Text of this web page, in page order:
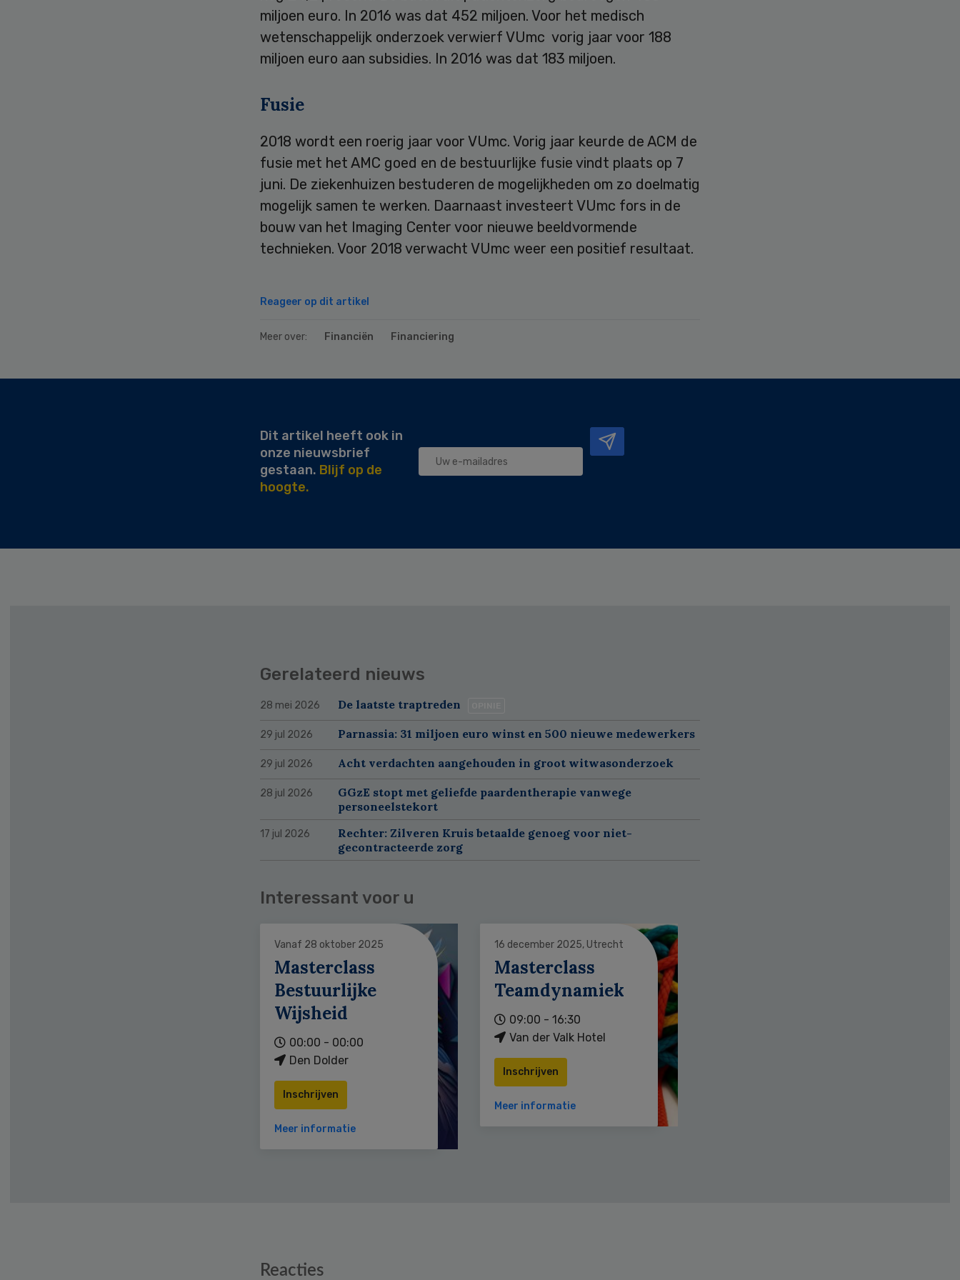
miljoen euro. In 2016 was dat 452 miljoen. Voor het medisch
wetenschappelijk onderzoek verwierf VUmc vorig jaar voor 188
miljoen euro aan subsidies. In 2016 was dat 183 miljoen.
Fusie
2018 wordt een roerig jaar voor VUmc. Vorig jaar keurde de ACM de
fusie met het AMC goed en de bestuurlijke fusie vindt plaats op 7
juni. De ziekenhuizen bestuderen de mogelijkheden om zo doelmatig
mogelijk samen te werken. Daarnaast investeert VUmc fors in de
bouw van het Imaging Center voor nieuwe beeldvormende
technieken. Voor 2018 verwacht VUmc weer een positief resultaat.
Reageer op dit artikel
Meer over: Financiën Financiering
Dit artikel heeft ook in
onze nieuwsbrief
gestaan. Blijf op de
hoogte.
Gerelateerd nieuws
28 mei 2026 De laatste traptreden
29 jul 2026 Parnassia: 31 miljoen euro winst en 500 nieuwe medewerkers
29 jul 2026 Acht verdachten aangehouden in groot witwasonderzoek
28 jul 2026
GGzE stopt met geliefde paardentherapie vanwege
personeelstekort
17 jul 2026
Rechter: Zilveren Kruis betaalde genoeg voor niet-
gecontracteerde zorg
Interessant voor u
Vanaf 28 oktober 2025
Masterclass
Bestuurlijke
Wijsheid
00:00 - 00:00
Den Dolder
Inschrijven
Meer informatie
16 december 2025, Utrecht
Masterclass
Teamdynamiek
09:00 - 16:30
Van der Valk Hotel
Inschrijven
Meer informatie
Reacties